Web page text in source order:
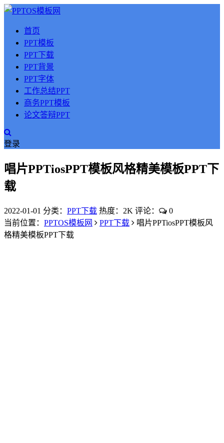
首页
PPT模板
PPT下载
PPT背景
PPT字体
工作总结PPT
商务PPT模板
论文答辩PPT
登录
唱片PPTiosPPT模板风格精美模板PPT下
载
2022-01-01 分类： PPT下载 热度：2K 评论：
0
当前位置： PPTOS模板网 PPT下载
唱片PPTiosPPT模板风
格精美模板PPT下载